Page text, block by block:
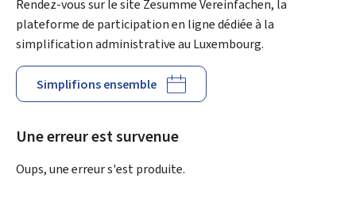
Rendez-vous sur le site Zesumme Vereinfachen, la
plateforme de participation en ligne dédiée à la
simplification administrative au Luxembourg.
Simplifions ensemble
Une erreur est survenue
Oups, une erreur s'est produite.